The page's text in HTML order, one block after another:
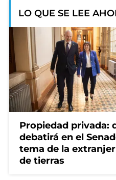
LO QUE SE LEE
Propiedad privada:
debatirá en el
tema de la
de tierras